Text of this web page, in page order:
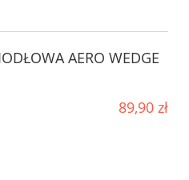
AERO WEDGE
89,90 zł